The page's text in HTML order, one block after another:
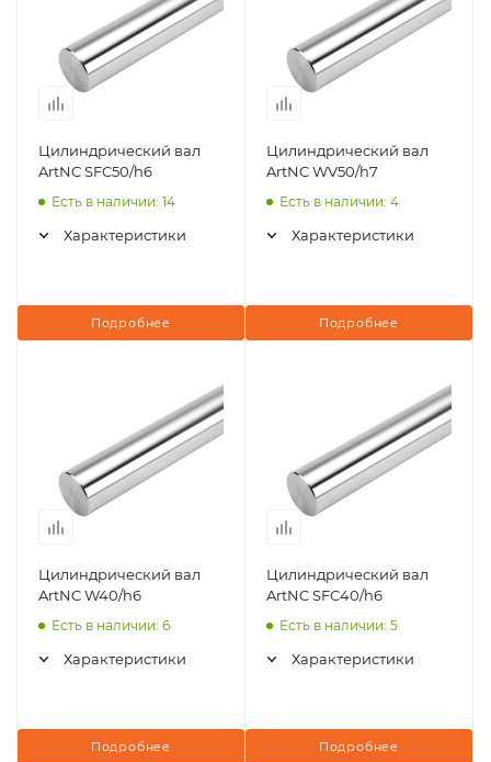
Цилиндрический вал
ArtNC SFC50/h6
Есть в наличии: 14
Характеристики
Подробнее
Цилиндрический вал
ArtNC WV50/h7
Есть в наличии: 4
Характеристики
Подробнее
Цилиндрический вал
ArtNC W40/h6
Есть в наличии: 6
Характеристики
Подробнее
Цилиндрический вал
ArtNC SFC40/h6
Есть в наличии: 5
Характеристики
Подробнее